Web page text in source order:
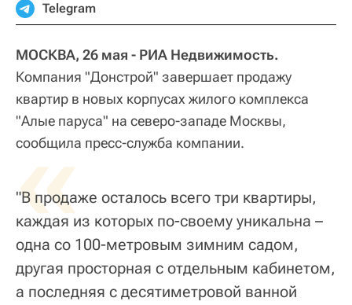
Telegram
МОСКВА, 26 мая - РИА Недвижимость.
Компания "Донстрой" завершает продажу
квартир в новых корпусах жилого комплекса
"Алые паруса" на северо-западе Москвы,
сообщила пресс-служба компании.
«
"В продаже осталось всего три квартиры,
каждая из которых по-своему уникальна –
одна со 100-метровым зимним садом,
другая просторная с отдельным кабинетом,
а последняя с десятиметровой ванной